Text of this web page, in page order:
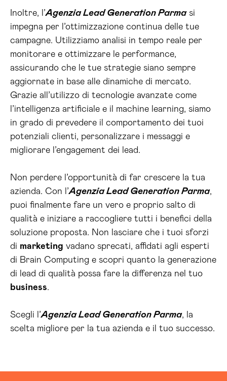
Inoltre, l’Agenzia Lead Generation Parmasi
impegna per l’ottimizzazione continua delle tue
campagne. Utilizziamo analisi in tempo reale per
monitorare e ottimizzare le performance,
assicurando che le tue strategie siano sempre
aggiornate in base alle dinamiche di mercato.
Grazie all’utilizzo di tecnologie avanzate come
l’intelligenza artificiale e il machine learning, siamo
in grado di prevedere il comportamento dei tuoi
potenziali clienti, personalizzare i messaggi e
migliorare l’engagement dei lead.
Non perdere l’opportunità di far crescere la tua
azienda. Con l’Agenzia Lead Generation Parma,
puoi finalmente fare un vero e proprio salto di
qualità e iniziare a raccogliere tutti i benefici della
soluzione proposta. Non lasciare che i tuoi sforzi
di marketing vadano sprecati, affidati agli esperti
di Brain Computing e scopri quanto la generazione
di lead di qualità possa fare la differenza nel tuo
business.
Scegli l’Agenzia Lead Generation Parma, la
scelta migliore per la tua azienda e il tuo successo.